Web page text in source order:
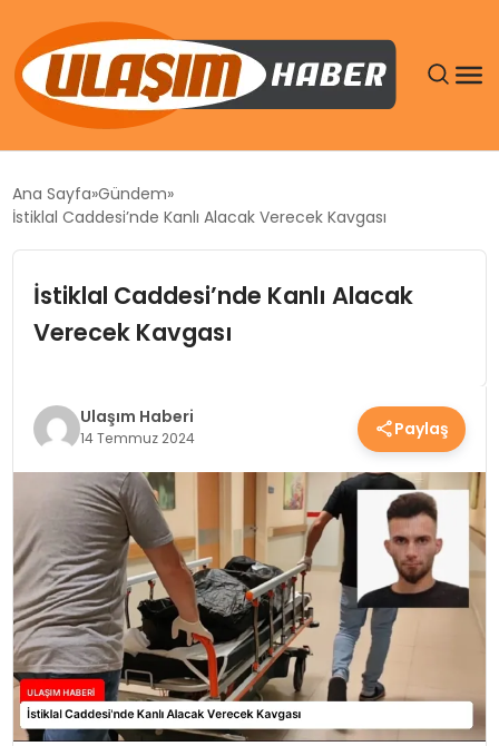
DÜNYA
SPOR
TEKNOLOJI
SAĞLIK
YAŞAM
Ana Sayfa Gündem
İstiklal Caddesi’nde Kanlı Alacak Verecek Kavgası
İstiklal Caddesi’nde Kanlı Alacak
Verecek Kavgası
Ulaşım Haberi
14 Temmuz 2024 Paylaş